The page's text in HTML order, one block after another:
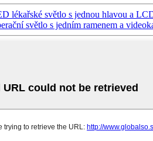
lékařské světlo s jednou hlavou a
světlo s jedním ramenem a